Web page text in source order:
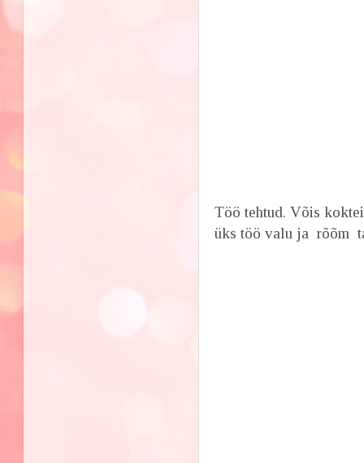
Töö tehtud. Võis
üks töö valu ja rõõm